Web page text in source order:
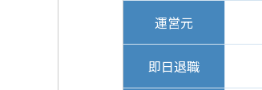
運営元
即日退職